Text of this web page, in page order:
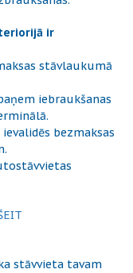
ir
stāvlaukumā
iebraukšanas
bezmaksas
stāvvieta tavam